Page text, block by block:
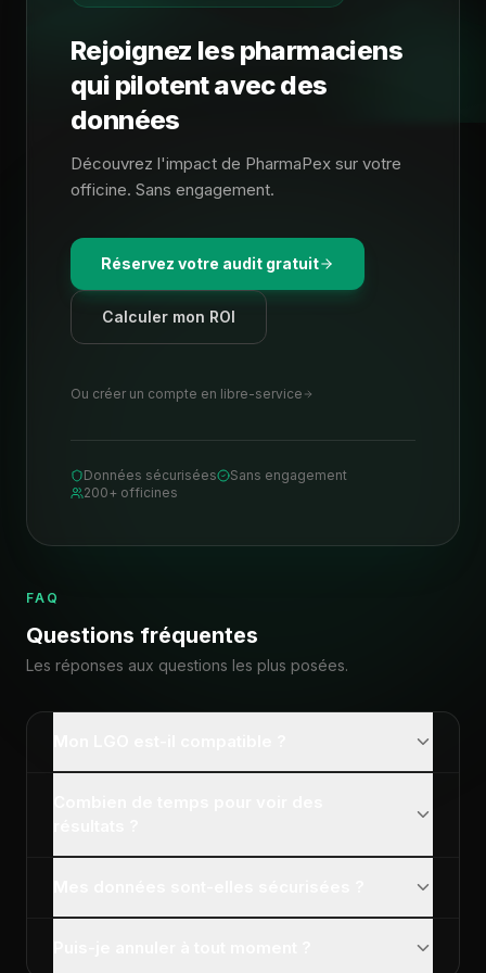
Rejoignez les pharmaciens
qui pilotent avec des
données
Découvrez l'impact de PharmaPex sur votre
officine. Sans engagement.
Réservez votre audit gratuit
Calculer mon ROI
Ou créer un compte en libre-service
Données sécurisées
Sans engagement
200+ officines
FAQ
Questions fréquentes
Les réponses aux questions les plus posées.